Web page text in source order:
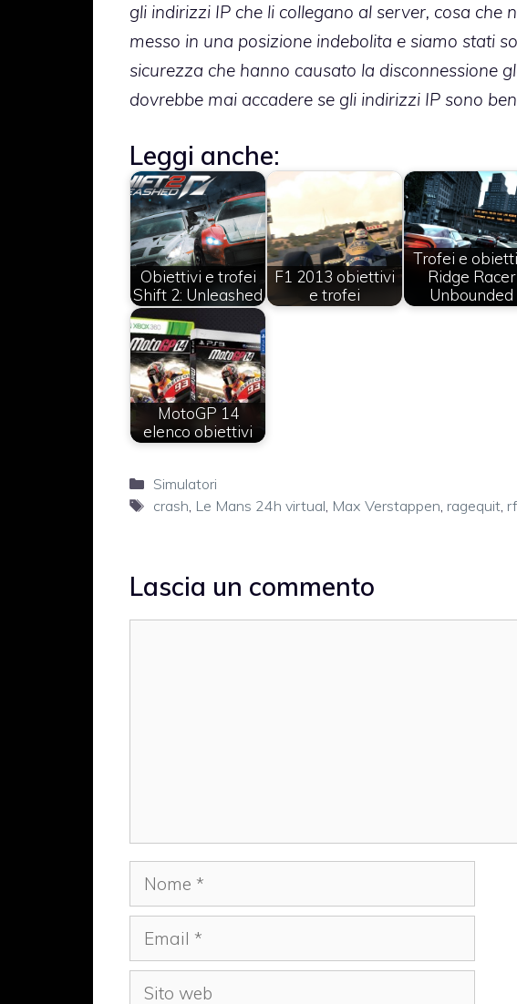
gli indirizzi IP che li collegano al server, cosa che
messo in una posizione indebolita e siamo stati
sicurezza che hanno causato la disconnessione
dovrebbe mai accadere se gli indirizzi IP sono
Leggi anche:
Obiettivi e trofei
Shift 2: Unleashed
F1 2013 obiettivi
e trofei
Trofei e
Ridge Racer
Unbounded
MotoGP 14
elenco obiettivi
Categorie
Simulatori
Tag
crash Le Mans 24h virtual Max Verstappen ragequit,
Lascia un commento
Nome
Email
Sito